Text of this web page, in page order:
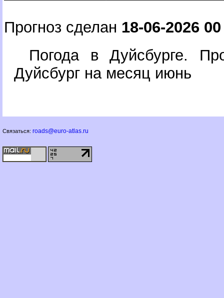
Прогноз сделан 18-06-2026
Погода в Дуйсбурге.
Дуйсбург на месяц июнь
Связаться: roads@euro-atlas.ru